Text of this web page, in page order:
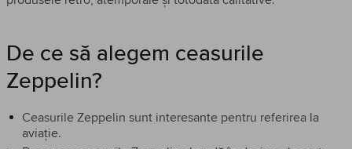
De ce să alegem ceasurile
Zeppelin?
Ceasurile Zeppelin sunt interesante pentru referirea la
aviație.